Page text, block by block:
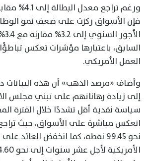
فإن الأسواق ركزت على ضعف نمو
السابق، باعتبارها مؤشرات تعكس
العمل الأمريكي.
وأضاف «مرصد الذهب» أن هذه البيانات
إلى زيادة رهاناتهم على تبني مجلس
سياسة نقدية أقل تشددًا خلال الفترة
انعكس مباشرة على الأسواق، حيث
نحو 99.45 نقطة، كما انخفض العائد